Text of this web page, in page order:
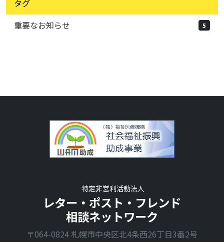
タグ
重要なお知らせ
5
特定非営利活動法人
レター・ポスト・フレンド
相談ネットワーク
〒064-0824 札幌市中央区北4条西26丁目3番2号